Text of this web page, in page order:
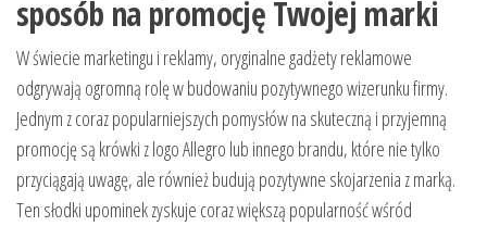
sposób na promocję Twojej marki
W świecie marketingu i reklamy, oryginalne gadżety reklamowe
odgrywają ogromną rolę w budowaniu pozytywnego wizerunku firmy.
Jednym z coraz popularniejszych pomysłów na skuteczną i przyjemną
promocję są krówki z logo Allegro lub innego brandu, które nie tylko
przyciągają uwagę, ale również budują pozytywne skojarzenia z marką.
Ten słodki upominek zyskuje coraz większą popularność wśród